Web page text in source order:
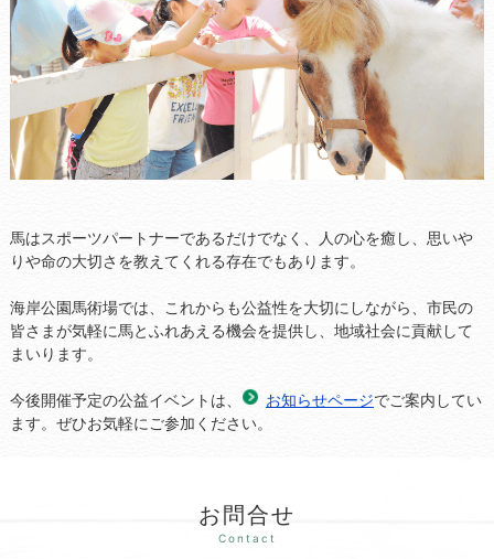
馬はスポーツパートナーであるだけでなく、人の心を癒し、思いや
りや命の大切さを教えてくれる存在でもあります。
海岸公園馬術場では、これからも公益性を大切にしながら、市民の
皆さまが気軽に馬とふれあえる機会を提供し、地域社会に貢献して
まいります。
今後開催予定の公益イベントは、 お知らせページでご案内してい
ます。ぜひお気軽にご参加ください。
お問合せ